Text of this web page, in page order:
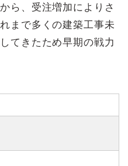
ら、受注増加によりさ
まで多くの建築工事未
てきたため早期の戦力